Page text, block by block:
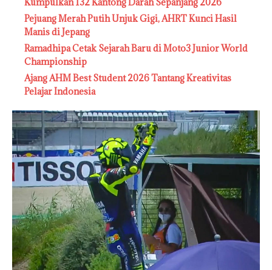
Pejuang Merah Putih Unjuk Gigi, AHRT Kunci Hasil
Manis di Jepang
Ramadhipa Cetak Sejarah Baru di Moto3 Junior World
Championship
Ajang AHM Best Student 2026 Tantang Kreativitas
Pelajar Indonesia